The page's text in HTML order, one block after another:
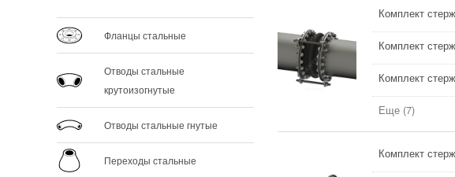
Фланцы стальные
Отводы стальные
крутоизогнутые
Отводы стальные гнутые
Переходы стальные
Комплект
Комплект
Комплект
Еще (7)
Комплект